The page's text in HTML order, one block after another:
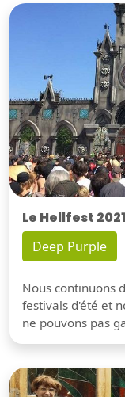
Le Hellfest
Deep Purple
Nous continuons
festivals d'été et
ne pouvons pas